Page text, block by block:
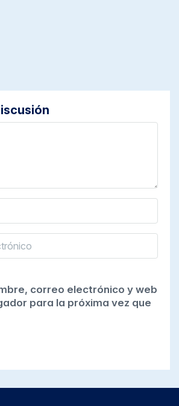
correo electrónico y web
para la próxima vez que